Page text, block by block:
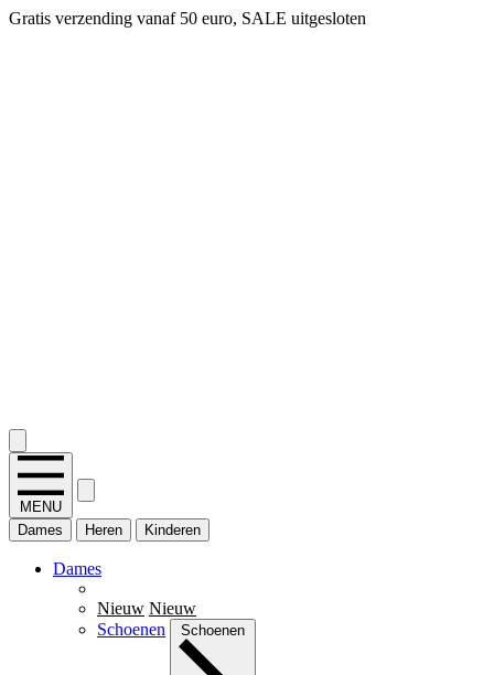
Gratis verzending vanaf 50 euro, SALE uitgesloten
MENU
Dames
Heren Kinderen
Dames
Nieuw Nieuw
Schoenen
Schoenen